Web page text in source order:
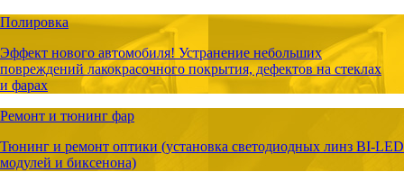
Полировка
Эффект нового автомобиля! Устранение небольших
повреждений лакокрасочного покрытия, дефектов на стеклах
и фарах
Ремонт и тюнинг фар
Тюнинг и ремонт оптики (установка светодиодных линз BI-LED
модулей и биксенона)